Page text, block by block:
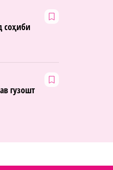
соҳиби
гузошт